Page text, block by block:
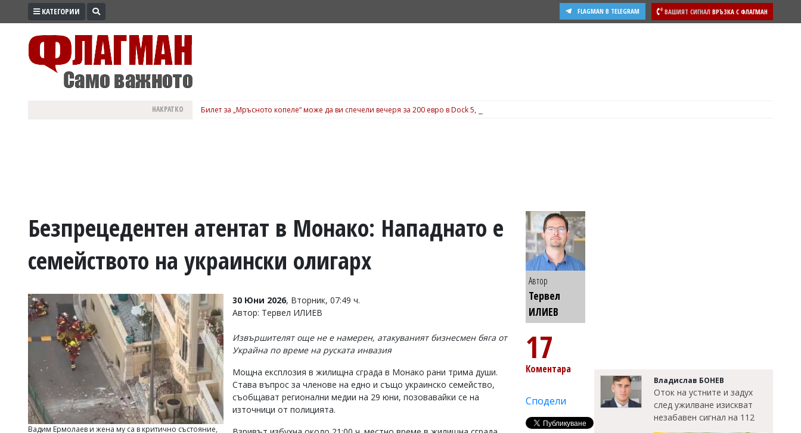
ПРОМО
ВОЙНАТА
УКРАЙНА
РАЗСЛЕДВАНЕ
БИЗНЕС
Управители:
Веселин
Василев,
v.vasilev@flagman.bg
КАТЕГОРИИ ВАШИЯТ СИГНАЛ ВРЪЗКА С ФЛАГМАН
FLAGMAN В TELEGRAM
НАКРАТКО Билет за „Мръсното копеле“ може да ви спечели вечеря за 200 евро в Dock 5, вижте подробности
Безпрецедентен атентат в Монако: Нападнато е
семейството на украински олигарх
Вадим Ермолаев и жена му са в критично състояние,
30 Юни 2026, Вторник, 07:49 ч.
Автор: Тервел ИЛИЕВ
Извършителят още не е намерен, атакуваният бизнесмен бяга от
Украйна по време на руската инвазия
Мощна експлозия в жилищна сграда в Монако рани трима души.
Става въпрос за членове на едно и също украинско семейство,
съобщават регионални медии на 29 юни, позовавайки се на
източници от полицията.
Автор
Тервел
ИЛИЕВ
17
Коментара
Сподели
Владислав БОНЕВ
Оток на устните и задух
след ужилване изискват
незабавен сигнал на 112